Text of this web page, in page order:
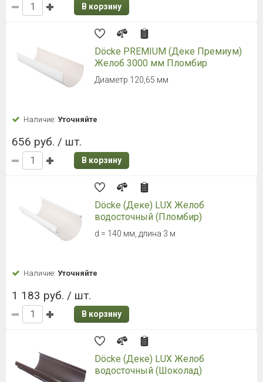
В корзину
Döcke PREMIUM (Деке Премиум)
Желоб 3000 мм Пломбир
Диаметр 120,65 мм
Наличие: Уточняйте
656 руб. / шт.
В корзину
Döcke (Деке) LUX Желоб
водосточный (Пломбир)
d = 140 мм, длина 3 м
Наличие: Уточняйте
1 183 руб. / шт.
В корзину
Döcke (Деке) LUX Желоб
водосточный (Шоколад)